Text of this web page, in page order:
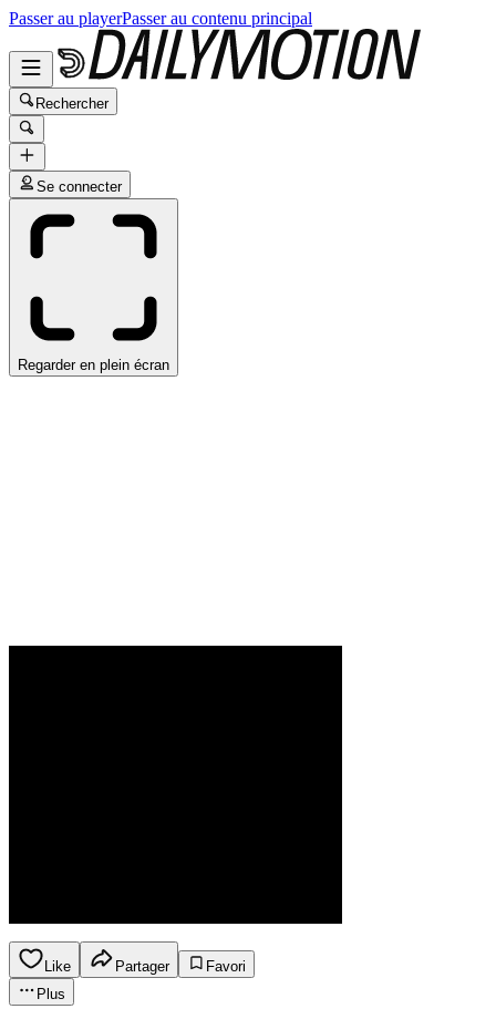
Passer au playerPasser au contenu principal
Rechercher
Se connecter
Regarder en plein écran
Like Partager
Favori
Plus